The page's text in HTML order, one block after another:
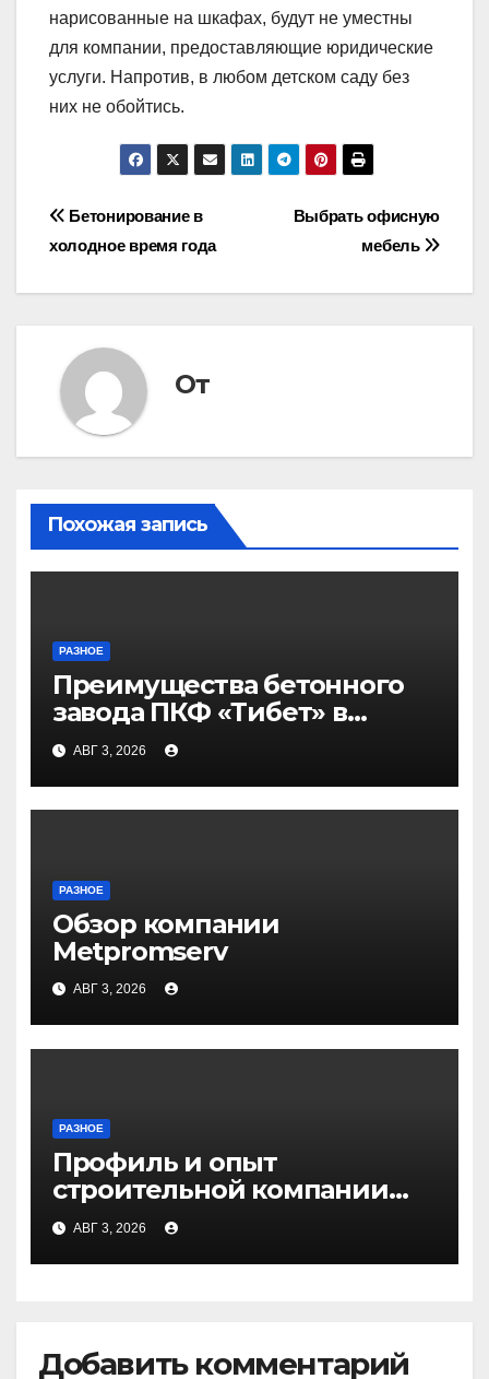
нарисованные на шкафах, будут не уместны
для компании, предоставляющие юридические
услуги. Напротив, в любом детском саду без
них не обойтись.
Навигация
по
Выбрать офисную
мебель
Бетонирование в
холодное время года
От
Похожая запись
РАЗНОЕ
Преимущества бетонного
завода ПКФ «Тибет» в
Волгограде и Волжском
АВГ 3, 2026
РАЗНОЕ
Обзор компании
Metpromserv
АВГ 3, 2026
РАЗНОЕ
Профиль и опыт
строительной компании
Медичи
АВГ 3, 2026
Добавить комментарий